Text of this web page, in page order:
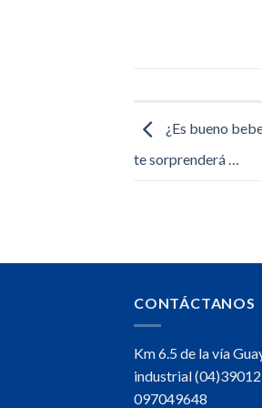
¿Es bueno
te sorprenderá …
CONTÁCTANOS
Km 6.5 de la vía
industrial
097049648